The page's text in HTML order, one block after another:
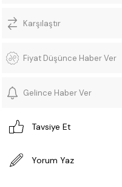
Karşılaştır
Fiyat Düşünce Haber Ver
Gelince Haber Ver
Tavsiye Et
Yorum Yaz